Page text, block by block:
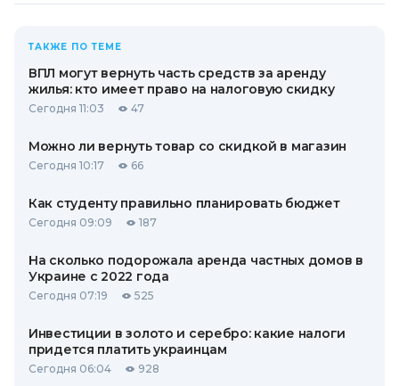
ТАКЖЕ ПО ТЕМЕ
ВПЛ могут вернуть часть средств за аренду
жилья: кто имеет право на налоговую скидку
Сегодня 11:03 47
Можно ли вернуть товар со скидкой в ​​магазин
Сегодня 10:17 66
Как студенту правильно планировать бюджет
Сегодня 09:09 187
На сколько подорожала аренда частных домов в
Украине с 2022 года
Сегодня 07:19 525
Инвестиции в золото и серебро: какие налоги
придется платить украинцам
Сегодня 06:04 928